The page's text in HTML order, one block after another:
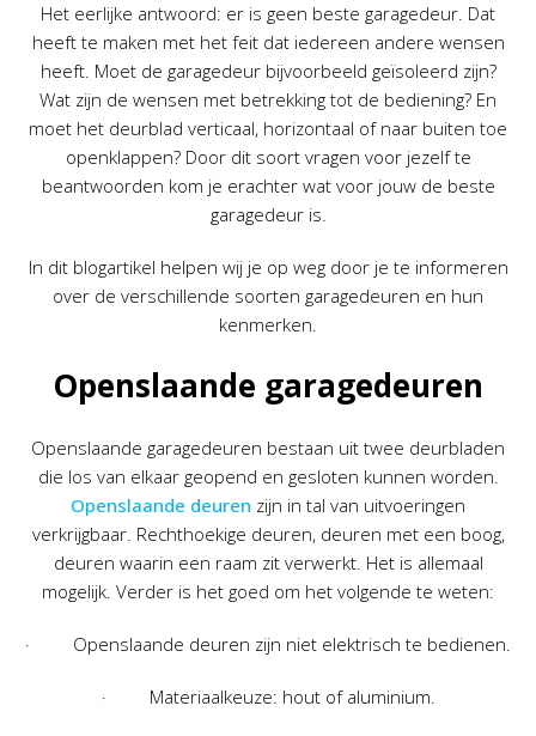
Het eerlijke antwoord: er is geen beste garagedeur. Dat
heeft te maken met het feit dat iedereen andere wensen
heeft. Moet de garagedeur bijvoorbeeld geïsoleerd zijn?
Wat zijn de wensen met betrekking tot de bediening? En
moet het deurblad verticaal, horizontaal of naar buiten toe
openklappen? Door dit soort vragen voor jezelf te
beantwoorden kom je erachter wat voor jouw de beste
garagedeur is.
In dit blogartikel helpen wij je op weg door je te informeren
over de verschillende soorten garagedeuren en hun
kenmerken.
Openslaande garagedeuren
Openslaande garagedeuren bestaan uit twee deurbladen
die los van elkaar geopend en gesloten kunnen worden.
Openslaande deuren zijn in tal van uitvoeringen
verkrijgbaar. Rechthoekige deuren, deuren met een boog,
deuren waarin een raam zit verwerkt. Het is allemaal
mogelijk. Verder is het goed om het volgende te weten:
· Openslaande deuren zijn niet elektrisch te bedienen.
· Materiaalkeuze: hout of aluminium.